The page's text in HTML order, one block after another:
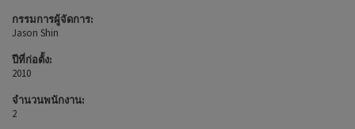
กรรมการผู้จัดการ:
Jason Shin
ปีที่ก่อตั้ง:
2010
จำนวนพนักงาน:
2